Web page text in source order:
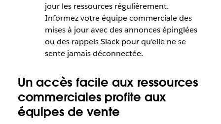
jour les ressources régulièrement.
Informez votre équipe commerciale des
mises à jour avec des annonces épinglées
ou des rappels Slack pour qu'elle ne se
sente jamais déconnectée.
Un accès facile aux ressources
commerciales profite aux
équipes de vente